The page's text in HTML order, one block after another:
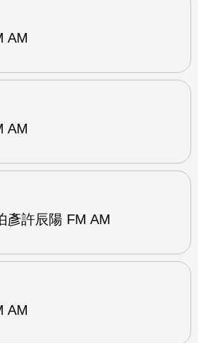
AM
AM
彥許辰陽 FM AM
AM